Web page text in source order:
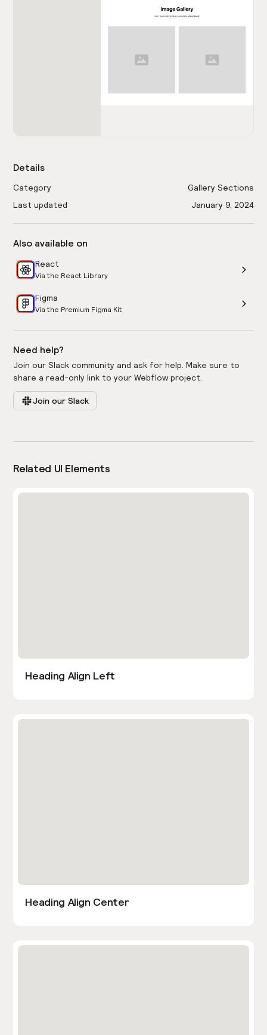
Details
Category
Gallery Sections
Last updated
January 9, 2024
Also available on
React
Via the React Library
Figma
Via the Premium Figma Kit
Need help?
Join our Slack community and ask for help. Make sure to
share a read-only link to your Webflow project.
Join our Slack
Related UI Elements
Heading Align Left
Heading Align Center